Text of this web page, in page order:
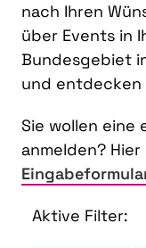
nach Ihren
über Events in
Bundesgebiet
und entdecken
Sie wollen eine
anmelden? Hier
Aktive Filter: